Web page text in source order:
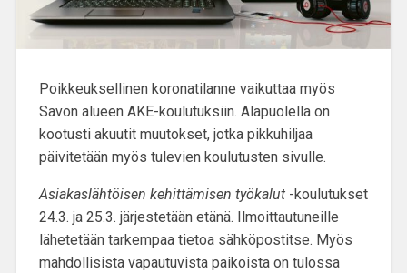
Poikkeuksellinen koronatilanne vaikuttaa myös
Savon alueen AKE-koulutuksiin. Alapuolella on
kootusti akuutit muutokset, jotka pikkuhiljaa
päivitetään myös tulevien koulutusten sivulle.
Asiakaslähtöisen kehittämisen työkalut-koulutukset
24.3. ja 25.3. järjestetään etänä. Ilmoittautuneille
lähetetään tarkempaa tietoa sähköpostitse. Myös
mahdollisista vapautuvista paikoista on tulossa